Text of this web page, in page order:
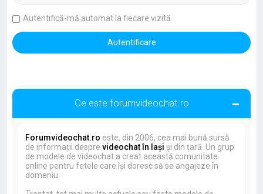
Autentifică-mă automat la fiecare vizită
Ce este forumvideochat.ro
Forumvideochat.ro este, din 2006, cea mai bună sursă
de informații desprevideochat în Iași și din țară. Un grup
de modele de videochat a creat această comunitate
online pentru fetele care își doresc să se angajeze în
domeniu.